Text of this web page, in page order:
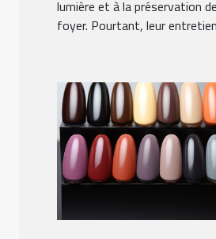
lumière et à la préservation
foyer. Pourtant, leur